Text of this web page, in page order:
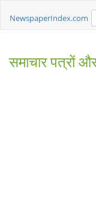
NewspaperIndex.com
समाचार पत्रों